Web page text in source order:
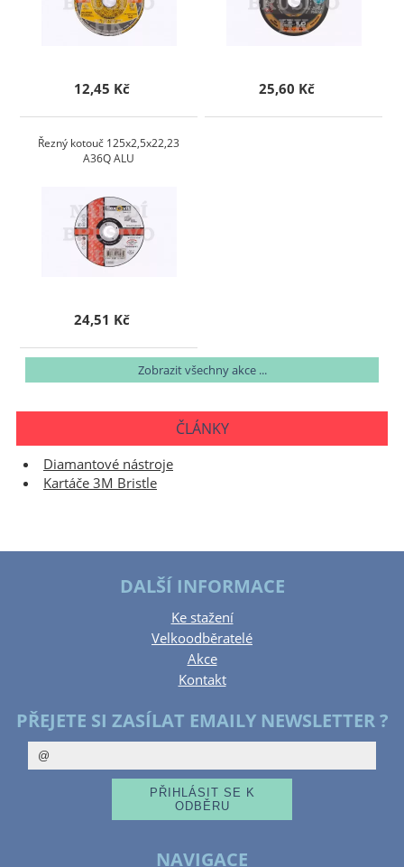
12,45 Kč 25,60 Kč
Řezný kotouč 125x2,5x22,23
A36Q ALU
24,51 Kč
Zobrazit všechny akce ...
ČLÁNKY
Diamantové nástroje
Kartáče 3M Bristle
DALŠÍ INFORMACE
Ke stažení
Velkoodběratelé
Akce
Kontakt
PŘEJETE SI ZASÍLAT EMAILY NEWSLETTER ?
NAVIGACE